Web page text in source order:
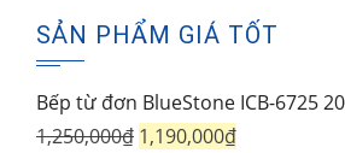
1,399,000₫.là:
SẢN PHẨM GIÁ TỐT
Bếp từ đơn BlueStone ICB-6725
1,250,000₫ Giá
1,190,000₫Giá